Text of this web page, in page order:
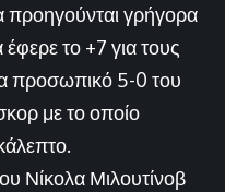
προηγούνται γρήγορα
το +7 για τους
προσωπικό 5-0 του
με το οποίο
Νίκολα Μιλουτίνοβ